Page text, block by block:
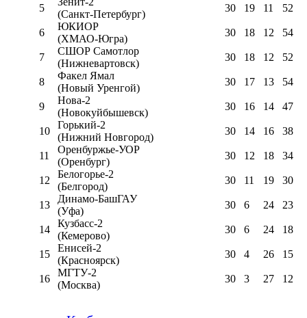
5
(Санкт-Петербург)
30 19 11 52
6
ЮКИОР
(ХМАО-Югра)
30 18 12 54
7
СШОР Самотлор
(Нижневартовск)
30 18 12 52
8
Факел Ямал
(Новый Уренгой)
30 17 13 54
9
Нова-2
(Новокуйбышевск)
30 16 14 47
10
Горький-2
(Нижний Новгород)
30 14 16 38
11
Оренбуржье-УОР
(Оренбург)
30 12 18 34
12
Белогорье-2
(Белгород)
30 11 19 30
13
Динамо-БашГАУ
(Уфа)
30 6 24 23
14
Кузбасс-2
(Кемерово)
30 6 24 18
15
Енисей-2
(Красноярск)
30 4 26 15
16
МГТУ-2
(Москва)
30 3 27 12